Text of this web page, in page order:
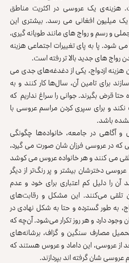
هزینه‌ی یک عروسی در اکثریت مناطق
میلیون افغانی می رسد. بیشتری این
و رسم و رواج های مانند طویانه گیری،
شود. پا به پای تغییرات اجتماعی هزینه
های جدید بالا تر رفته است.
هزینه ازدواج، یکی از دغدغه‌های جدی می
برای تامین آن، سال‌ها کار کنند و به
قرض بگیرند. جوانی را سراغ نداریم که
نکند و برای سپری کردن مراسم عروسی با
باشد.
آگاهی در جامعه، خانواده‌ها چگونگی
که در عروسی فرزان شان صورت می گیرد،
تلقی می کنند و هر خانواده عروس می کوشد
دخترشان بیشتر و پر رنگ‌تر از دیگر
آن را دلیل کم اعتباری برای خود و عدم
تلقی می‌کنند. این مشکل و رقابت‌های
به طور گسترده و حتا به شکل نهادی در
دارد و هر روز تکرار می‌شود. آن‌چه که
مصارف سنگین و گزاف، برشانه‌های
از عروسی، این داماد و عروس هستند که
شان گرفته اند بپردازند.